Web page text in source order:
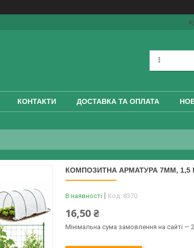
КОНТАКТИ ДОСТАВКА ТА ОПЛАТА
КОМПОЗИТНА АРМАТУРА 7ММ, 1,5
В наявності Код: 8370
16,50 ₴
Мінімальна сума замовлення на сайті —